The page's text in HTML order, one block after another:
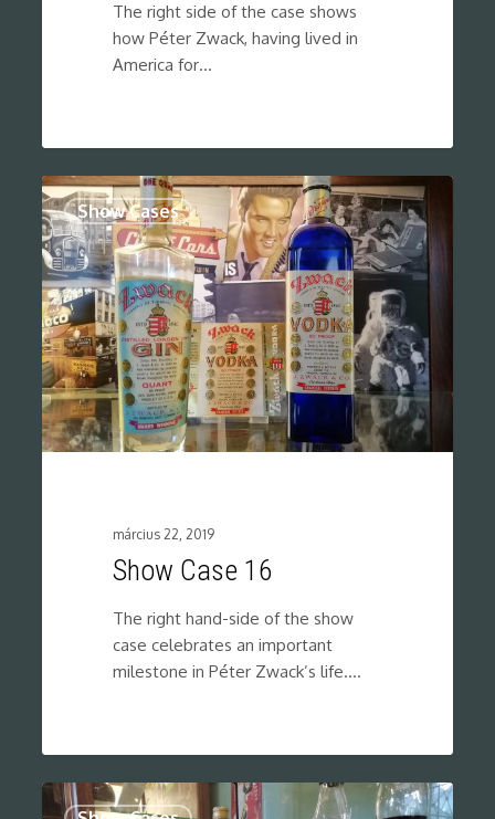
The right side of the case shows
how Péter Zwack, having lived in
America for…
Show Cases
március 22, 2019
Show Case 16
The right hand-side of the show
case celebrates an important
milestone in Péter Zwack’s life.…
0
0